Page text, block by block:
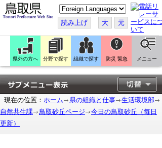
こ
の
ペ
ー
ジ
翻
訳
す
る
読み上げ 大 元
県外の方へ 分野で探す 組織で探す 防災 緊急 メニュー
現在の位置： ホーム 県の組織と仕事
生活環境部
自然共生課
鳥取砂丘ページ
今日の鳥取砂丘（毎日
更新）